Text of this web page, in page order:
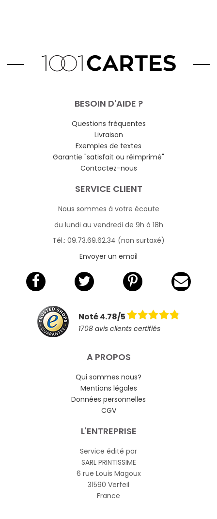
BESOIN D'AIDE ?
Questions fréquentes
Livraison
Exemples de textes
Garantie "satisfait ou réimprimé"
Contactez-nous
SERVICE CLIENT
Nous sommes à votre écoute
du lundi au vendredi de 9h à 18h
Tél.: 09.73.69.62.34 (non surtaxé)
Envoyer un email
Noté 4.78/5
1708 avis clients certifiés
A PROPOS
Qui sommes nous?
Mentions légales
Données personnelles
CGV
L'ENTREPRISE
Service édité par
SARL PRINTISSIME
6 rue Louis Magoux
31590 Verfeil
France